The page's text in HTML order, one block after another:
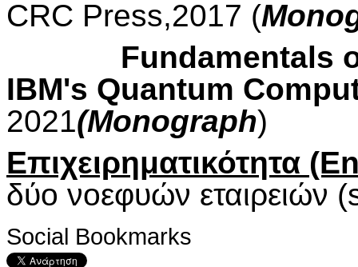
CRC Press,2017 (
Fundamentals of
IBM's Quantum
2021(Monograph)
Επιχειρηματικότητα
δύο νοεφυών
Social Bookmarks